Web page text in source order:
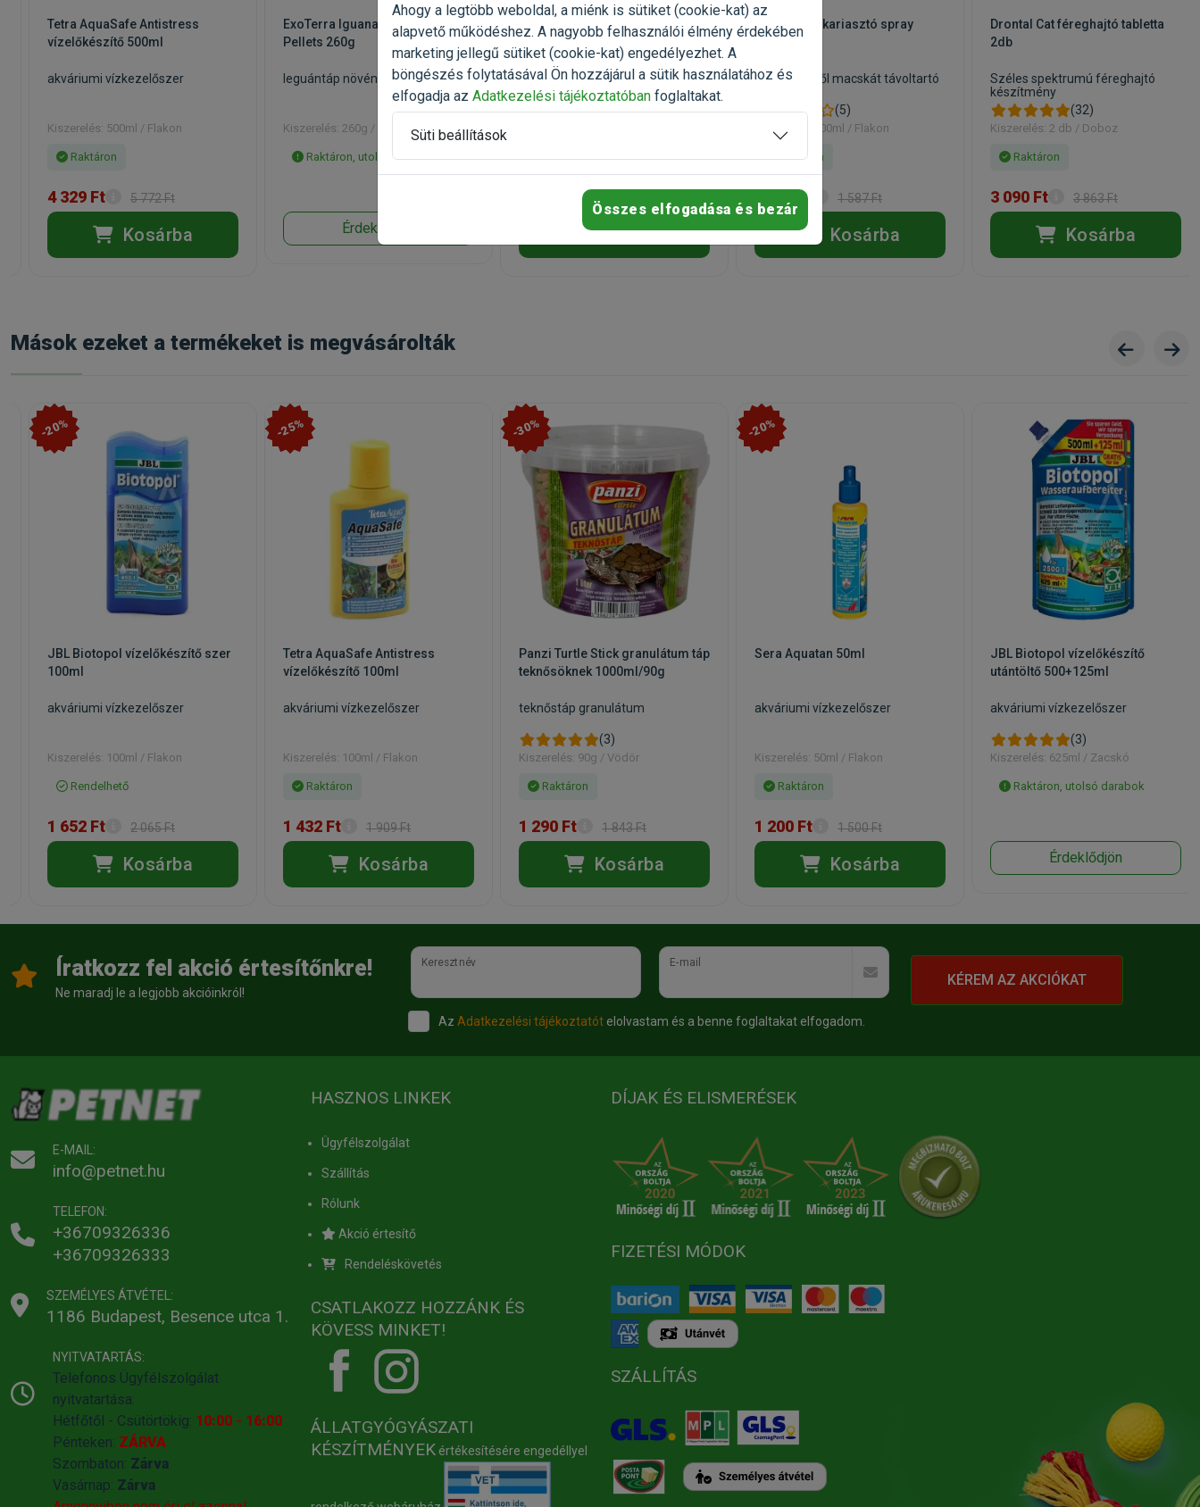
Tetra AquaSafe Antistress
vízelőkészítő 500ml
akváriumi vízkezelőszer
Kiszerelés: 500ml / Flakon
Raktáron
4 329 Ft 5 772 Ft
Kosárba
ExoTerra Iguana Adult Soft
Pellets 260g
leguántáp növényi granulátum
Kiszerelés: 260g / Flakon
Raktáron, utolsó darabok
Érdeklődjön
Vetri Science Vetri DMG Liquid
Immunstimuláns 30ml
különlegesen hatékony
immunerősítő
(61)
Raktáron
11 490 Ft
Kosárba
Panzi Macskariasztó spray
Befújt helytől macskát távoltartó
(5)
Kiszerelés: 200ml / Flakon
Raktáron
1 190 Ft 1 587 Ft
Kosárba
Drontal Cat féreghajtó tabletta
2db
Széles spektrumú féreghajtó
készítmény
(32)
Kiszerelés: 2 db / Doboz
Raktáron
3 090 Ft 3 863 Ft
Kosárba
Mások ezeket a termékeket is megvásárolták
-20%
JBL Biotopol vízelőkészítő szer
100ml
akváriumi vízkezelőszer
Kiszerelés: 100ml / Flakon
Rendelhető
1 652 Ft 2 065 Ft
Kosárba
-25%
Tetra AquaSafe Antistress
vízelőkészítő 100ml
akváriumi vízkezelőszer
Kiszerelés: 100ml / Flakon
Raktáron
1 432 Ft 1 909 Ft
Kosárba
-30%
Panzi Turtle Stick granulátum táp
teknősöknek 1000ml/90g
teknőstáp granulátum
(3)
Kiszerelés: 90g / Vödör
Raktáron
1 290 Ft 1 843 Ft
Kosárba
-20%
Sera Aquatan 50ml
akváriumi vízkezelőszer
Kiszerelés: 50ml / Flakon
Raktáron
1 200 Ft 1 500 Ft
Kosárba
JBL Biotopol vízelőkészítő
utántöltő 500+125ml
akváriumi vízkezelőszer
(3)
Kiszerelés: 625ml / Zacskó
Raktáron, utolsó darabok
Érdeklődjön
Íratkozz fel akció értesítőnkre!
Ne maradj le a legjobb akcióinkról!
Keresztnév E-mail
Az Adatkezelési tájékoztatót elolvastam és a benne foglaltakat elfogadom.
KÉREM AZ AKCIÓKAT
E-MAIL:
info@petnet.hu
TELEFON:
+36709326336
+36709326333
SZEMÉLYES ÁTVÉTEL:
1186 Budapest, Besence utca 1.
NYITVATARTÁS:
Telefonos Ügyfélszolgálat
nyitvatartása:
Hétfőtől - Csütörtökig: 10:00 - 16:00
Pénteken: ZÁRVA
Szombaton: Zárva
Vasárnap: Zárva
HASZNOS LINKEK
Ügyfélszolgálat
Szállítás
Rólunk
Akció értesítő
Rendeléskövetés
CSATLAKOZZ HOZZÁNK ÉS
KÖVESS MINKET!
ÁLLATGYÓGYÁSZATI
KÉSZÍTMÉNYEK értékesítésére engedéllyel
DÍJAK ÉS ELISMERÉSEK
FIZETÉSI MÓDOK
SZÁLLÍTÁS
Ahogy a legtöbb weboldal, a miénk is sütiket (cookie-kat) az
alapvető működéshez. A nagyobb felhasználói élmény érdekében
marketing jellegű sütiket (cookie-kat) engedélyezhet. A
böngészés folytatásával Ön hozzájárul a sütik használatához és
elfogadja az Adatkezelési tájékoztatóban foglaltakat.
Süti beállítások
Összes elfogadása és bezár